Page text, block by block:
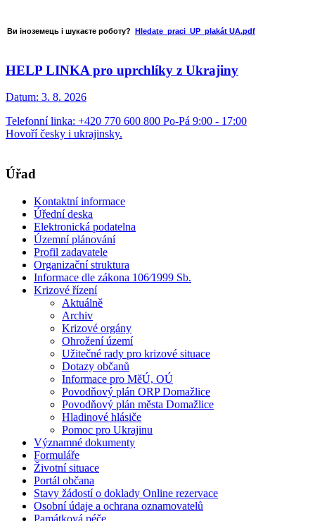
Ви іноземець і шукаєте роботу? Hledate_praci_UP_plakát UA.pdf
HELP LINKA pro uprchlíky z Ukrajiny
Datum: 3. 8. 2026
Telefonní linka: +420 770 600 800 Po-Pá 9:00 - 17:00
Hovoří česky i ukrajinsky.
Úřad
Kontaktní informace
Úřední deska
Elektronická podatelna
Územní plánování
Profil zadavatele
Organizační struktura
Informace dle zákona 106⁄1999 Sb.
Krizové řízení
Aktuálně
Archiv
Krizové orgány
Ohrožení území
Užitečné rady pro krizové situace
Dotazy občanů
Informace pro MěÚ, OÚ
Povodňový plán ORP Domažlice
Povodňový plán města Domažlice
Hladinové hlásiče
Pomoc pro Ukrajinu
Významné dokumenty
Formuláře
Životní situace
Portál občana
Stavy žádostí o doklady Online rezervace
Osobní údaje a ochrana oznamovatelů
Památková péče